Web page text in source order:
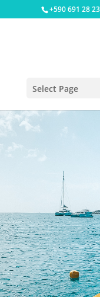
+590 691 28
Select Page